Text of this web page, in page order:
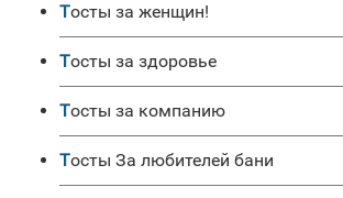
Тосты за женщин!
Тосты за здоровье
Тосты за компанию
Тосты За любителей бани